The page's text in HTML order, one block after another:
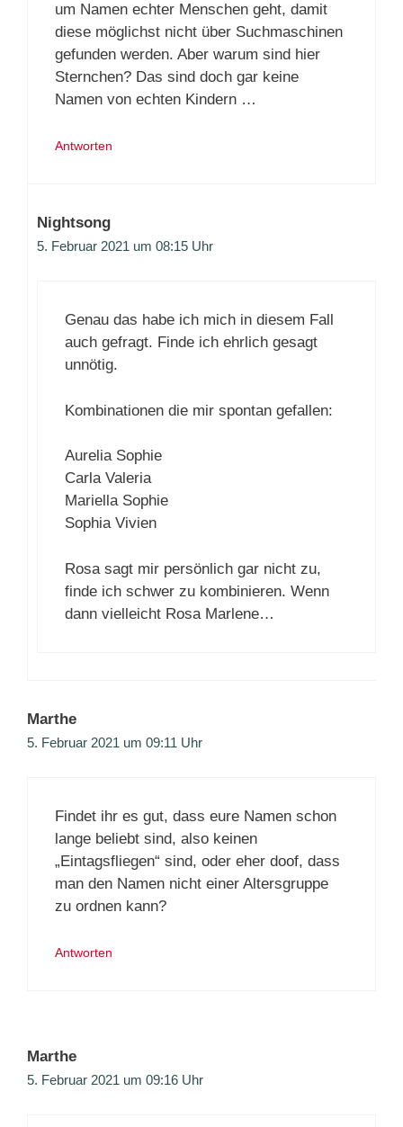
um Namen echter Menschen geht, damit
diese möglichst nicht über Suchmaschinen
gefunden werden. Aber warum sind hier
Sternchen? Das sind doch gar keine
Namen von echten Kindern …
Antworten
Nightsong
5. Februar 2021 um 08:15 Uhr
Genau das habe ich mich in diesem Fall
auch gefragt. Finde ich ehrlich gesagt
unnötig.
Kombinationen die mir spontan gefallen:
Aurelia Sophie
Carla Valeria
Mariella Sophie
Sophia Vivien
Rosa sagt mir persönlich gar nicht zu,
finde ich schwer zu kombinieren. Wenn
dann vielleicht Rosa Marlene…
Marthe
5. Februar 2021 um 09:11 Uhr
Findet ihr es gut, dass eure Namen schon
lange beliebt sind, also keinen
„Eintagsfliegen“ sind, oder eher doof, dass
man den Namen nicht einer Altersgruppe
zu ordnen kann?
Antworten
Marthe
5. Februar 2021 um 09:16 Uhr